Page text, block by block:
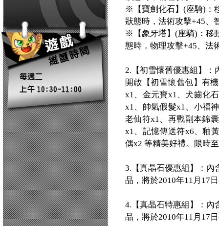
※【寶劍化石】(座騎)：
狀態時，法術攻擊+45、
※【象牙塔】(座騎)：移
態時，物理攻擊+45、法
2.【初雪懷舊優惠組】：
開啟【初雪懷舊包】有
x1、金元寶x1、犬齒化
x1、帥氣假髮x1、小福
老仙符x1、再戰副本錦
x1、記憶傳送符x6、釉
偶x2 等精美好禮。限時
3.【真晶石優惠組】：內
品，將於2010年11月17
4.【真晶石特惠組】：內
品，將於2010年11月17